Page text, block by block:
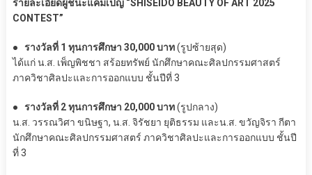
รายละเอียดผู้ชนะแคมเปญ “SHISEIDO BEAUTY OF ART 2025
CONTEST”
● รางวัลที่ 1 ทุนการศึกษา 30,000 บาท(รูปซ้ายสุด)
ได้แก่ น.ส. เพ็ญพิชชา สร้อยทรัพย์ นักศึกษาคณะศิลปกรรมศาสตร์
ภาควิชาศิลปะและการออกแบบ ชั้นปีที่ 3
● รางวัลที่ 2 ทุนการศึกษา 20,000 บาท(รูปกลาง)
น.ส. วรรณวิศา ขนิษฐา, น.ส. จิรัชยา ยุติธรรม และน.ส. ขวัญจิรา กีตา
นักศึกษาคณะศิลปกรรมศาสตร์ ภาควิชาศิลปะและการออกแบบ ชั้นปี
ที่ 3